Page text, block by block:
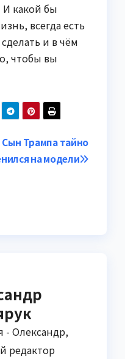
какой бы
всегда есть
и в чём
чтобы вы
Сын Трампа тайно
на модели
- Олександр,
редактор